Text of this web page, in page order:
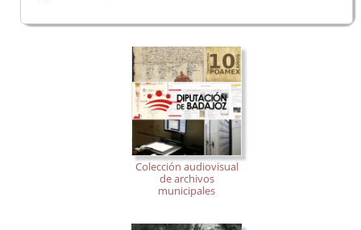
Colección audiovisual
de archivos
municipales